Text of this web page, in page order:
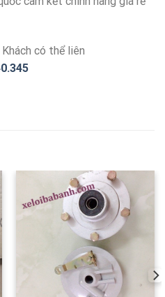
có thể liên